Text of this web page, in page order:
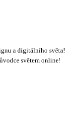
a digitálního světa!
světem online!